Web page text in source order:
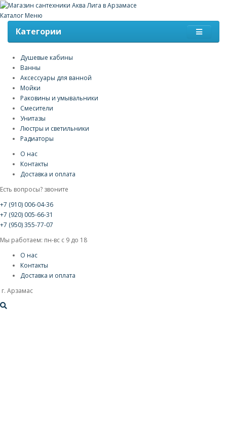
Каталог Меню
Категории
Душевые кабины
Ванны
Аксессуары для ванной
Мойки
Раковины и умывальники
Смесители
Унитазы
Люстры и светильники
Радиаторы
О нас
Контакты
Доставка и оплата
Есть вопросы? звоните
+7 (910) 006-04-36
+7 (920) 005-66-31
+7 (950) 355-77-07
Мы работаем: пн-вс с 9 до 18
О нас
Контакты
Доставка и оплата
г. Арзамас